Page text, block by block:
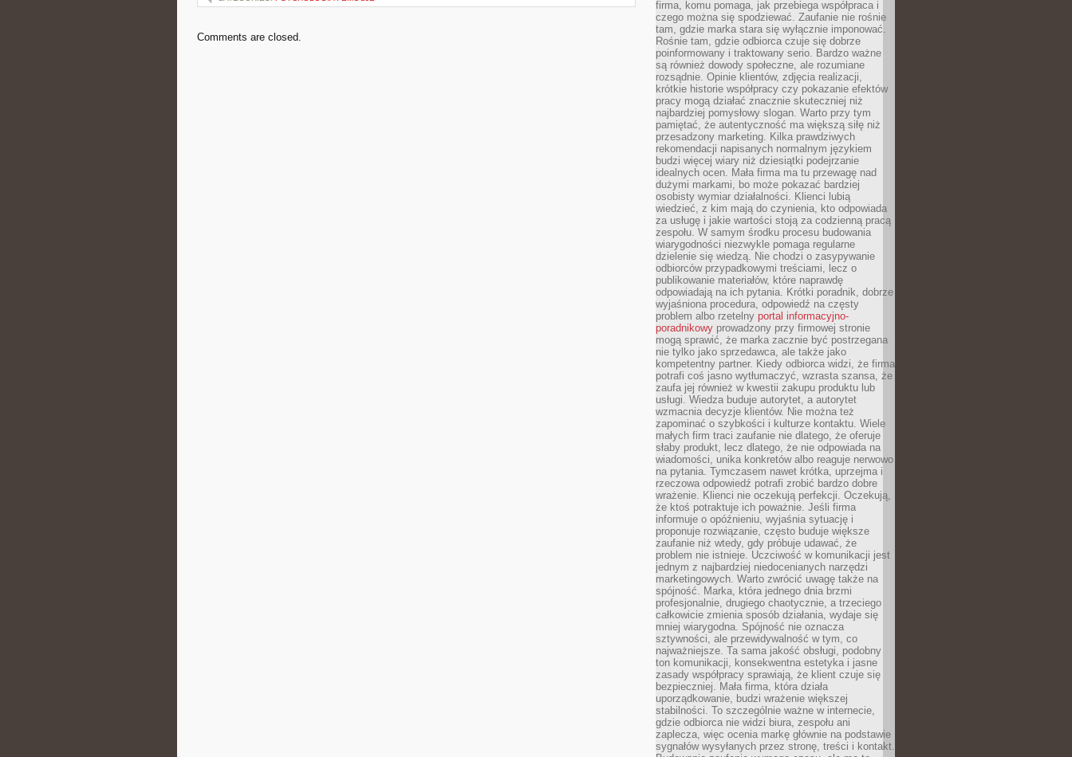
Comments are closed.
firma, komu pomaga, jak przebiega współpraca i
czego można się spodziewać. Zaufanie nie rośnie
tam, gdzie marka stara się wyłącznie imponować.
Rośnie tam, gdzie odbiorca czuje się dobrze
poinformowany i traktowany serio. Bardzo ważne
są również dowody społeczne, ale rozumiane
rozsądnie. Opinie klientów, zdjęcia realizacji,
krótkie historie współpracy czy pokazanie efektów
pracy mogą działać znacznie skuteczniej niż
najbardziej pomysłowy slogan. Warto przy tym
pamiętać, że autentyczność ma większą siłę niż
przesadzony marketing. Kilka prawdziwych
rekomendacji napisanych normalnym językiem
budzi więcej wiary niż dziesiątki podejrzanie
idealnych ocen. Mała firma ma tu przewagę nad
dużymi markami, bo może pokazać bardziej
osobisty wymiar działalności. Klienci lubią
wiedzieć, z kim mają do czynienia, kto odpowiada
za usługę i jakie wartości stoją za codzienną pracą
zespołu. W samym środku procesu budowania
wiarygodności niezwykle pomaga regularne
dzielenie się wiedzą. Nie chodzi o zasypywanie
odbiorców przypadkowymi treściami, lecz o
publikowanie materiałów, które naprawdę
odpowiadają na ich pytania. Krótki poradnik, dobrze
wyjaśniona procedura, odpowiedź na częsty
problem albo rzetelny portal informacyjno-
poradnikowy prowadzony przy firmowej stronie
mogą sprawić, że marka zacznie być postrzegana
nie tylko jako sprzedawca, ale także jako
kompetentny partner. Kiedy odbiorca widzi, że firma
potrafi coś jasno wytłumaczyć, wzrasta szansa, że
zaufa jej również w kwestii zakupu produktu lub
usługi. Wiedza buduje autorytet, a autorytet
wzmacnia decyzje klientów. Nie można też
zapominać o szybkości i kulturze kontaktu. Wiele
małych firm traci zaufanie nie dlatego, że oferuje
słaby produkt, lecz dlatego, że nie odpowiada na
wiadomości, unika konkretów albo reaguje nerwowo
na pytania. Tymczasem nawet krótka, uprzejma i
rzeczowa odpowiedź potrafi zrobić bardzo dobre
wrażenie. Klienci nie oczekują perfekcji. Oczekują,
że ktoś potraktuje ich poważnie. Jeśli firma
informuje o opóźnieniu, wyjaśnia sytuację i
proponuje rozwiązanie, często buduje większe
zaufanie niż wtedy, gdy próbuje udawać, że
problem nie istnieje. Uczciwość w komunikacji jest
jednym z najbardziej niedocenianych narzędzi
marketingowych. Warto zwrócić uwagę także na
spójność. Marka, która jednego dnia brzmi
profesjonalnie, drugiego chaotycznie, a trzeciego
całkowicie zmienia sposób działania, wydaje się
mniej wiarygodna. Spójność nie oznacza
sztywności, ale przewidywalność w tym, co
najważniejsze. Ta sama jakość obsługi, podobny
ton komunikacji, konsekwentna estetyka i jasne
zasady współpracy sprawiają, że klient czuje się
bezpieczniej. Mała firma, która działa
uporządkowanie, budzi wrażenie większej
stabilności. To szczególnie ważne w internecie,
gdzie odbiorca nie widzi biura, zespołu ani
zaplecza, więc ocenia markę głównie na podstawie
sygnałów wysyłanych przez stronę, treści i kontakt.